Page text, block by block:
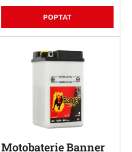
POPTAT
Motobaterie Banner